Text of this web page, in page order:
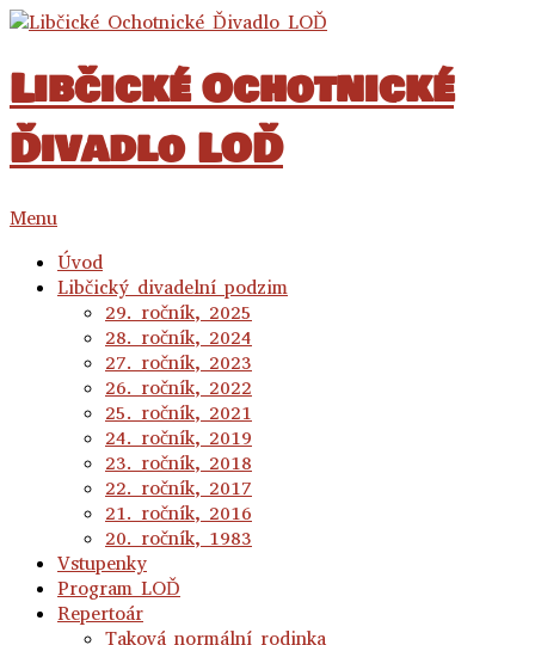
Libčické Ochotnické
Ďivadlo LOĎ
Menu
Úvod
Libčický divadelní podzim
29. ročník, 2025
28. ročník, 2024
27. ročník, 2023
26. ročník, 2022
25. ročník, 2021
24. ročník, 2019
23. ročník, 2018
22. ročník, 2017
21. ročník, 2016
20. ročník, 1983
Vstupenky
Program LOĎ
Repertoár
Taková normální rodinka